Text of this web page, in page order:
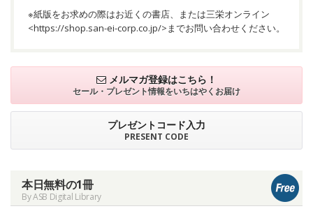
※紙版をお求めの際はお近くの書店、または三栄オンライン
<https://shop.san-ei-corp.co.jp/>までお問い合わせください。
メルマガ登録はこちら！
セール・プレゼント情報をいちはやくお届け
プレゼントコード入力
PRESENT CODE
本日無料の1冊
By ASB Digital Library